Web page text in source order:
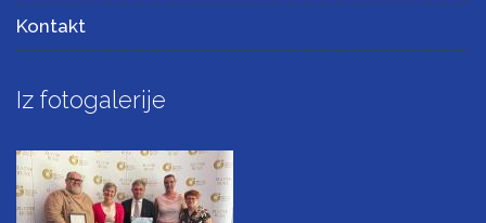
Kontakt
Iz fotogalerije